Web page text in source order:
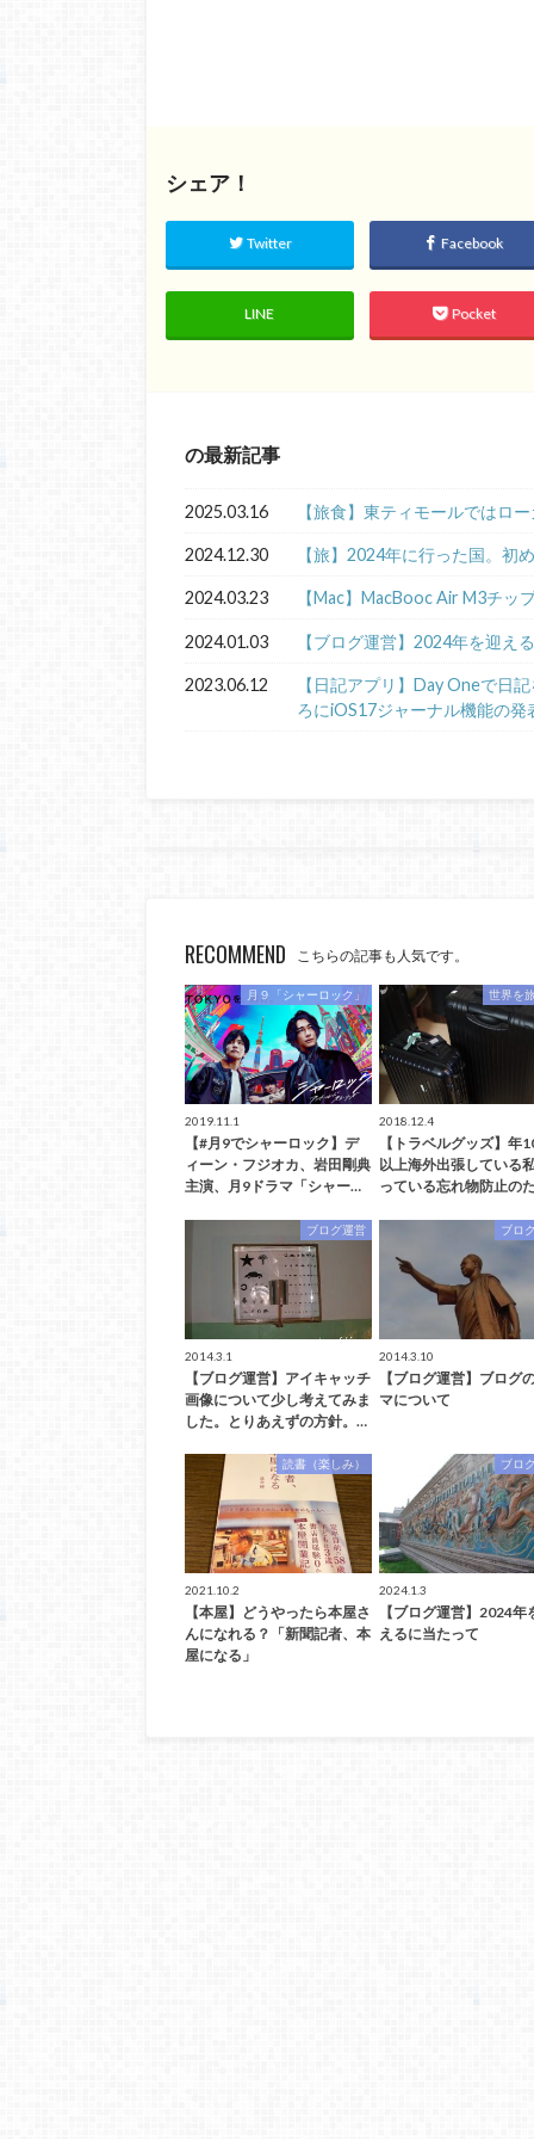
シェア！
Twitter Facebook
LINE Pocket
の最新記事
2025.03.16 【旅食】東ティモールではロ
2024.12.30 【旅】2024年に行った国。初
2024.03.23 【Mac】MacBooc Air M3チッ
2024.01.03 【ブログ運営】2024年を迎え
2023.06.12
【日記アプリ】Day Oneで日
ろにiOS17ジャーナル機能の発
RECOMMEND こちらの記事も人気です。
月９「シャーロック」
2019.11.1
【#月9でシャーロック】デ
ィーン・フジオカ、岩田剛典
主演、月9ドラマ「シャー…
世界を
2018.12.4
【トラベルグッズ】年
以上海外出張している
っている忘れ物防止の
ブログ運営
2014.3.1
【ブログ運営】アイキャッチ
画像について少し考えてみま
した。とりあえずの方針。…
ブロ
2014.3.10
【ブログ運営】ブログ
マについて
読書（楽しみ）
2021.10.2
【本屋】どうやったら本屋さ
んになれる？「新聞記者、本
屋になる」
ブロ
2024.1.3
【ブログ運営】2024年
えるに当たって